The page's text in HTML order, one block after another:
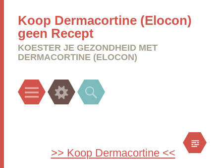
Koop Dermacortine (Elocon)
geen Recept
KOESTER JE GEZONDHEID MET
DERMACORTINE (ELOCON)
Menu Widgets Search
>> Koop Dermacortine <<